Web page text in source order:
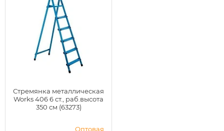
Стремянка металлическая
Works 406 6 ст., раб.высота
350 см (63273)
Оптовая